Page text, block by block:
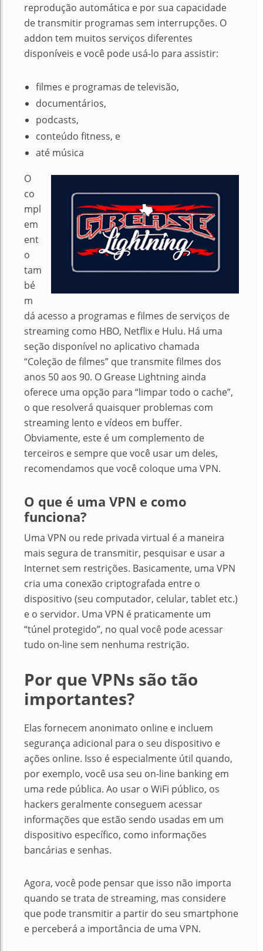
reprodução automática e por sua capacidade
de transmitir programas sem interrupções. O
addon tem muitos serviços diferentes
disponíveis e você pode usá-lo para assistir:
filmes e programas de televisão,
documentários,
podcasts,
conteúdo fitness, e
até música
O
co
mpl
em
ent
o
tam
bé
m
dá acesso a programas e filmes de serviços de
streaming como HBO, Netflix e Hulu. Há uma
seção disponível no aplicativo chamada
“Coleção de filmes” que transmite filmes dos
anos 50 aos 90. O Grease Lightning ainda
oferece uma opção para “limpar todo o cache”,
o que resolverá quaisquer problemas com
streaming lento e vídeos em buffer.
Obviamente, este é um complemento de
terceiros e sempre que você usar um deles,
recomendamos que você coloque uma VPN.
O que é uma VPN e como
funciona?
Uma VPN ou rede privada virtual é a maneira
mais segura de transmitir, pesquisar e usar a
Internet sem restrições. Basicamente, uma VPN
cria uma conexão criptografada entre o
dispositivo (seu computador, celular, tablet etc.)
e o servidor. Uma VPN é praticamente um
“túnel protegido”, no qual você pode acessar
tudo on-line sem nenhuma restrição.
Por que VPNs são tão
importantes?
Elas fornecem anonimato online e incluem
segurança adicional para o seu dispositivo e
ações online. Isso é especialmente útil quando,
por exemplo, você usa seu on-line banking em
uma rede pública. Ao usar o WiFi público, os
hackers geralmente conseguem acessar
informações que estão sendo usadas em um
dispositivo específico, como informações
bancárias e senhas.
Agora, você pode pensar que isso não importa
quando se trata de streaming, mas considere
que pode transmitir a partir do seu smartphone
e perceberá a importância de uma VPN.